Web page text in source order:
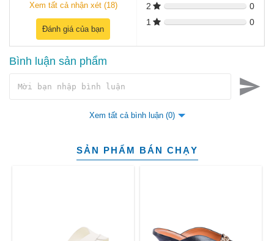
Xem tất cả nhận xét (18)
Đánh giá của bạn
2
0
1
0
Bình luận sản phẩm
Xem tất cả bình luận (0)
SẢN PHẨM BÁN CHẠY